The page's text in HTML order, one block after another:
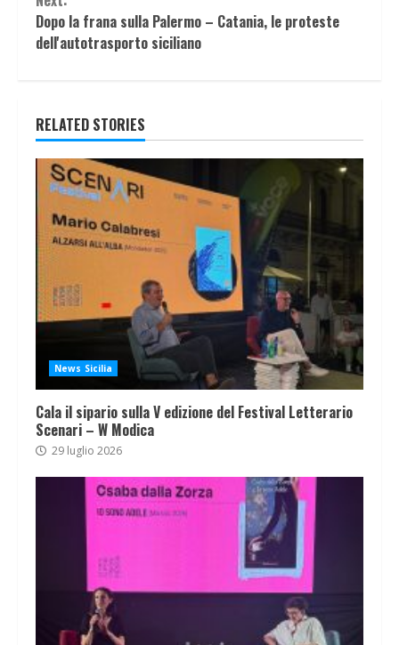
Dopo la frana sulla Palermo – Catania, le proteste
dell'autotrasporto siciliano
RELATED STORIES
News Sicilia
Cala il sipario sulla V edizione del Festival Letterario
Scenari – W Modica
29 luglio 2026